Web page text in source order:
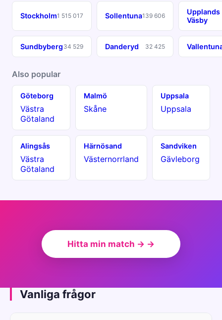
Stockholm1 515 017 Sollentuna139 606
Upplands
Väsby
Sundbyberg 34 529 Danderyd 32 425
Also popular
Göteborg
Västra
Götaland
Malmö
Skåne
Uppsala
Uppsala
Alingsås
Västra
Götaland
Härnösand
Västernorrland
Sandviken
Gävleborg
Hitta min match → →
Vanliga frågor